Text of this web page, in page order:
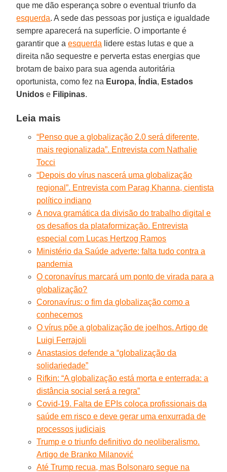
que me dão esperança sobre o eventual triunfo da
esquerda. A sede das pessoas por justiça e igualdade
sempre aparecerá na superfície. O importante é
garantir que aesquerda lidere estas lutas e que a
direita não sequestre e perverta estas energias que
brotam de baixo para sua agenda autoritária
oportunista, como fez na Europa, Índia, Estados
Unidos e Filipinas.
Leia mais
“Penso que a globalização 2.0 será diferente,
mais regionalizada”. Entrevista com Nathalie
Tocci
“Depois do vírus nascerá uma globalização
regional”. Entrevista com Parag Khanna, cientista
político indiano
A nova gramática da divisão do trabalho digital e
os desafios da plataformização. Entrevista
especial com Lucas Hertzog Ramos
Ministério da Saúde adverte: falta tudo contra a
pandemia
O coronavírus marcará um ponto de virada para a
globalização?
Coronavírus: o fim da globalização como a
conhecemos
O vírus põe a globalização de joelhos. Artigo de
Luigi Ferrajoli
Anastasios defende a “globalização da
solidariedade”
Rifkin: “A globalização está morta e enterrada: a
distância social será a regra”
Covid-19. Falta de EPIs coloca profissionais da
saúde em risco e deve gerar uma enxurrada de
processos judiciais
Trump e o triunfo definitivo do neoliberalismo.
Artigo de Branko Milanović
Até Trump recua, mas Bolsonaro segue na